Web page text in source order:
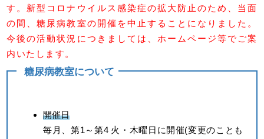
す。新型コロナウイルス感染症の拡大防止のため、当面
の間、糖尿病教室の開催を中止することになりました。
今後の活動状況につきましては、ホームページ等でご案
内いたします。
糖尿病教室について
開催日
毎月、第1～第4 火・木曜日に開催(変更のことも